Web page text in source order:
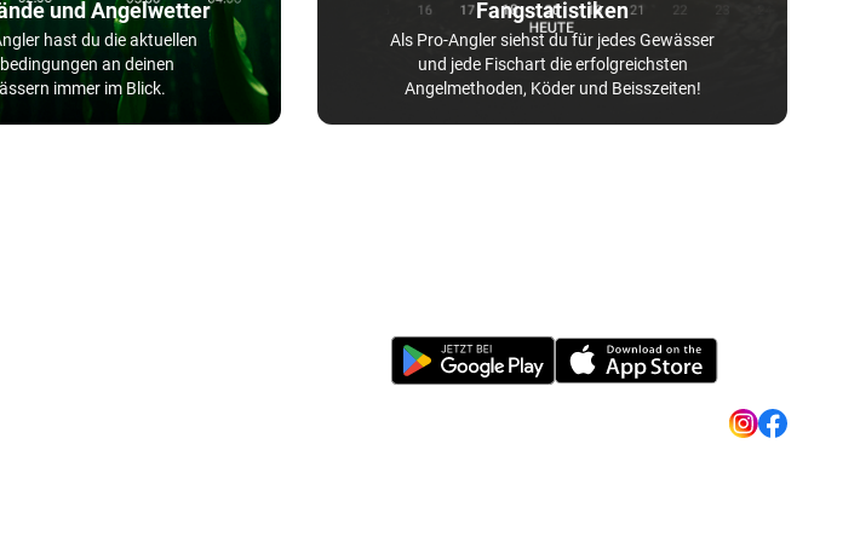
und Angelwetter
hast du die aktuellen
an deinen
immer im Blick.
Fangstatistiken
Als Pro-Angler siehst du für jedes Gewässer
und jede Fischart die erfolgreichsten
Angelmethoden, Köder und Beisszeiten!